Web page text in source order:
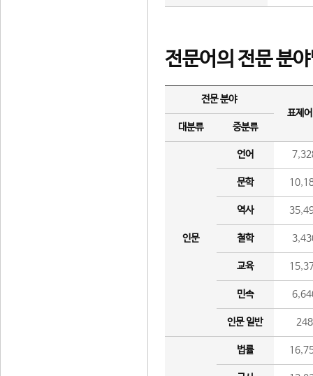
전문어의 전문 분
전문 분야
표제
대분류
중분류
인문
언어
문학
역사
철학
교육
민속
인문 일반 248
법률